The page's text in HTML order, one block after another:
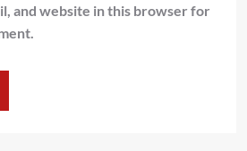
and website in this browser for